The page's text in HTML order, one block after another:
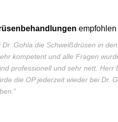
empfohlen
Gohla die Schweißdrüsen in
kompetent und alle Fragen
professionell und sehr nett. Herr
die OP jederzeit wieder bei Dr.
”